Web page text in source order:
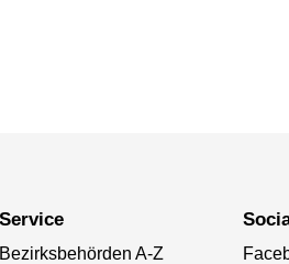
Service
Bezirksbehörden A-Z